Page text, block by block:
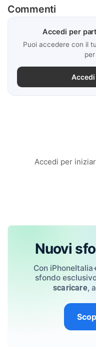
Commenti
Accedi per
Puoi accedere con il
Accedi per
Nuovi
Con
sfondo
scaricare,